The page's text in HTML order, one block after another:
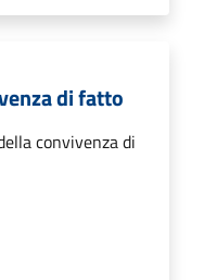
di fatto
convivenza di